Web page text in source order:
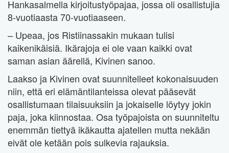
Hankasalmella kirjoitustyöpajaa, jossa oli osallistujia
8-vuotiaasta 70-vuotiaaseen.
– Upeaa, jos Ristiinassakin mukaan tulisi
kaikenikäisiä. Ikärajoja ei ole vaan kaikki ovat
saman asian äärellä, Kivinen sanoo.
Laakso ja Kivinen ovat suunnitelleet kokonaisuuden
niin, että eri elämäntilanteissa olevat pääsevät
osallistumaan tilaisuuksiin ja jokaiselle löytyy jokin
paja, joka kiinnostaa. Osa työpajoista on suunniteltu
enemmän tiettyä ikäkautta ajatellen mutta nekään
eivät ole ketään pois sulkevia rajauksia.